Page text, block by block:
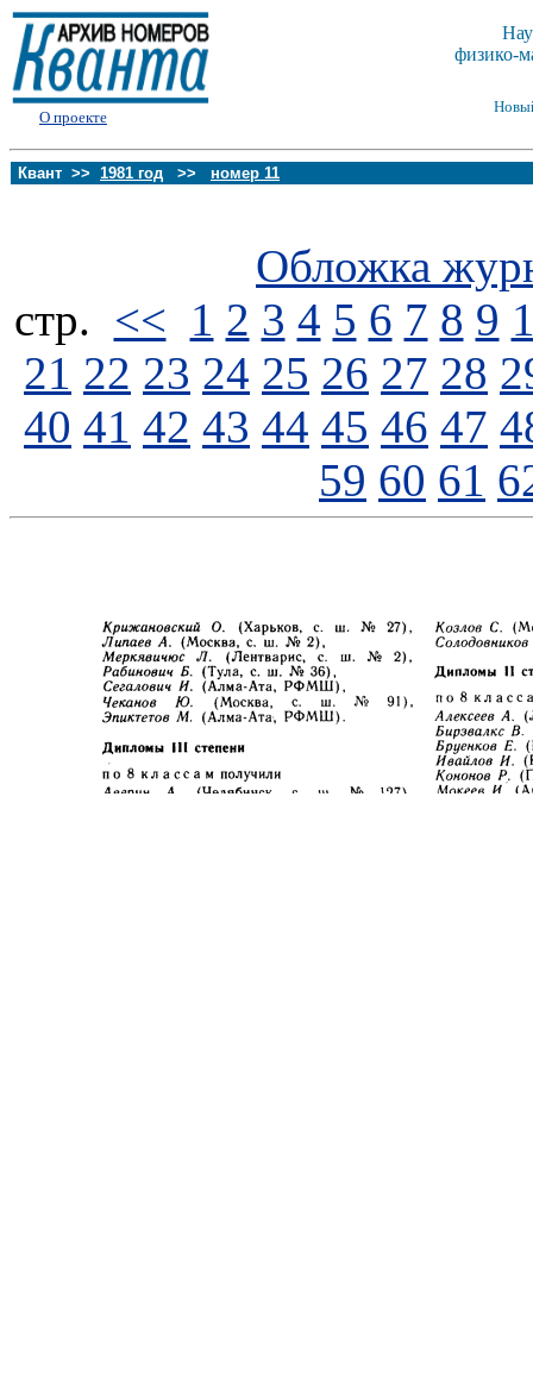
О проекте
физико-
Квант >> 1981 год >> номер 11
Обложка
стp. << 1 2 3 4 5 6 7 8 9
21 22 23 24 25 26 27 28
40 41 42 43 44 45 46 47
59 60 61